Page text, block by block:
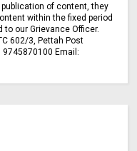
of content, they
within the fixed period
our Grievance Officer.
602/3, Pettah Post
9745870100 Email: